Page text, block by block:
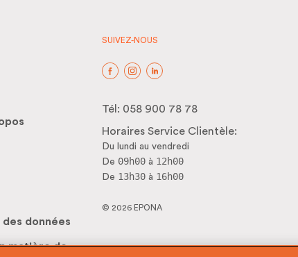
données
matière de
SUIVEZ-NOUS
Tél: 058 900 78 78
Horaires Service Clientèle:
Du lundi au vendredi
De 09h00 à 12h00
De 13h30 à 16h00
© 2026 EPONA